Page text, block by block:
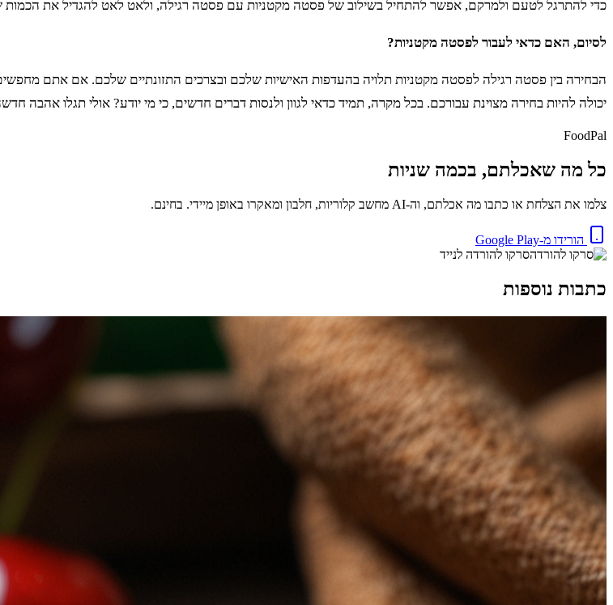
כדי להתרגל לטעם ולמרקם, אפשר להתחיל בשילוב של פסטה מקטניות עם פסטה רגילה, ולאט לאט להגדיל את
לסיום, האם כדאי לעבור לפסטה מקטניות?
הבחירה בין פסטה רגילה לפסטה מקטניות תלויה בהעדפות האישיות שלכם ובצרכים התזונתיים שלכם. אם אתם
יכולה להיות בחירה מצוינת עבורכם. בכל מקרה, תמיד כדאי לגוון ולנסות דברים חדשים, כי מי יודע? אולי תגלו אהבה
FoodPal
כל מה שאכלתם, בכמה שניות
צלמו את הצלחת או כתבו מה אכלתם, וה-AI מחשב קלוריות, חלבון ומאקרו באופן מיידי. בחינם.
הורידו מ-Google Play
סרקו להורדה לנייד
כתבות נוספות